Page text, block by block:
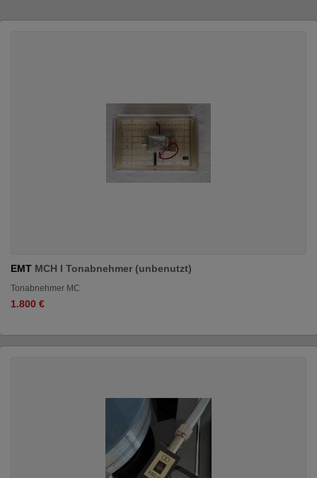
EMT MCH I Tonabnehmer (unbenutzt)
Tonabnehmer MC
1.800 €